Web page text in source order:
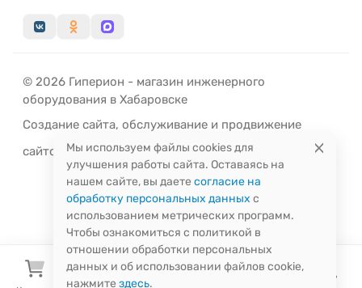
© 2026 Гиперион - магазин инженерного
оборудования в Хабаровске
Создание сайта, обслуживание и продвижение
сайтов
-РЭДЛАЙН
Мы используем файлы cookies для
улучшения работы сайта. Оставаясь на
нашем сайте, вы даете согласие на
обработку персональных данных с
использованием метрических программ.
Чтобы ознакомиться с политикой в
отношении обработки персональных
данных и об использовании файлов cookie,
нажмите здесь.